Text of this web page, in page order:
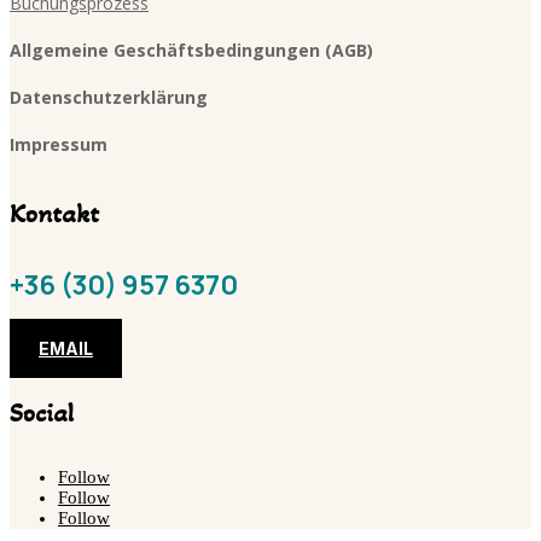
Allgemeine Geschäftsbedingungen (AGB)
Datenschutzerklärung
Impressum
Kontakt
+36 (30) 957 6370
EMAIL
Social
Follow
Follow
Follow